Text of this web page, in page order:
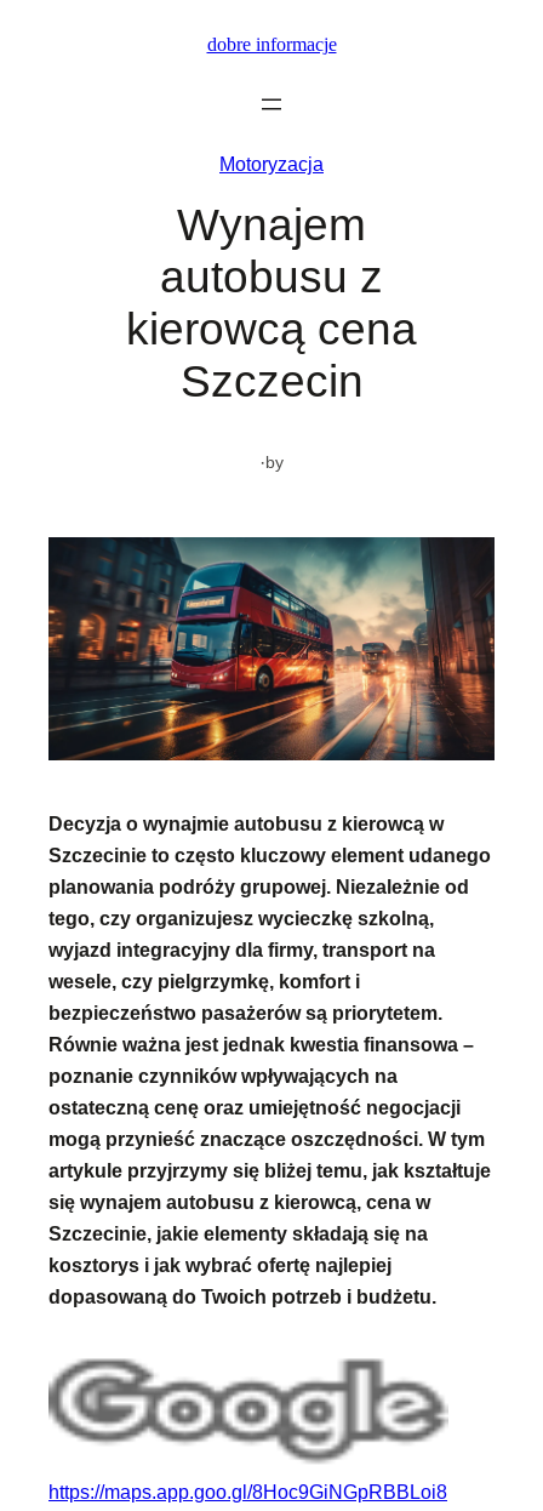
dobre informacje
Motoryzacja
Wynajem
autobusu z
kierowcą cena
Szczecin
·by
Decyzja o wynajmie autobusu z kierowcą w
Szczecinie to często kluczowy element udanego
planowania podróży grupowej. Niezależnie od
tego, czy organizujesz wycieczkę szkolną,
wyjazd integracyjny dla firmy, transport na
wesele, czy pielgrzymkę, komfort i
bezpieczeństwo pasażerów są priorytetem.
Równie ważna jest jednak kwestia finansowa –
poznanie czynników wpływających na
ostateczną cenę oraz umiejętność negocjacji
mogą przynieść znaczące oszczędności. W tym
artykule przyjrzymy się bliżej temu, jak kształtuje
się wynajem autobusu z kierowcą, cena w
Szczecinie, jakie elementy składają się na
kosztorys i jak wybrać ofertę najlepiej
dopasowaną do Twoich potrzeb i budżetu.
https://maps.app.goo.gl/8Hoc9GiNGpRBBLoi8